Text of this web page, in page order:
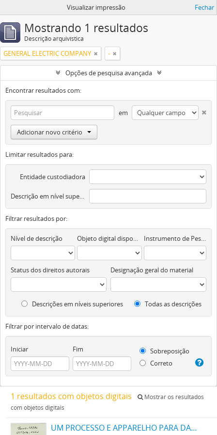
Visualizar impressão Fechar
Mostrando 1 resultados
Descrição arquivística
GENERAL ELECTRIC COMPANY -
Opções de pesquisa avançada
Encontrar resultados com:
em
Adicionar novo critério
Limitar resultados para:
Entidade custodiadora
Descrição em nível superior
Filtrar resultados por:
Nível de descrição Objeto digital disponível Instrumento de Pesquisa
Status dos direitos autorais Designação geral do material
Descrições em níveis superiores Todas as descrições
Filtrar por intervalo de datas:
Iniciar Fim
Sobreposição
Correto
1 resultados com objetos digitais
Mostrar os resultados
com objetos digitais
UM PROCESSO E APPARELHO PARA DAR FORMA A FILAMENTOS PARA LAMPADAS ELECTRICAS DE INCANDESCENCIA